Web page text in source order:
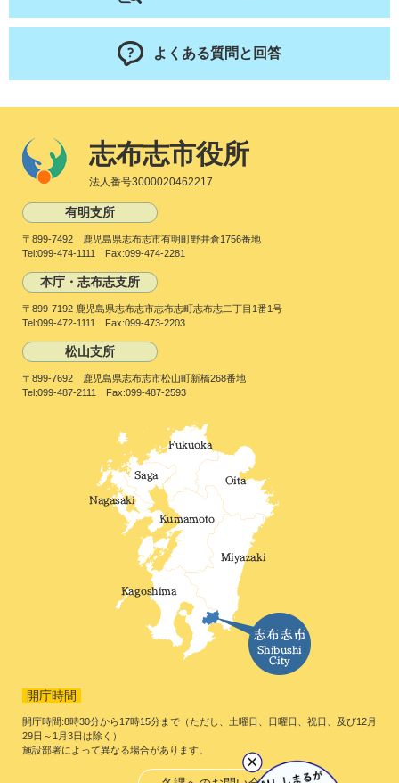
よくある質問と回答
志布志市役所
法人番号3000020462217
有明支所
〒899-7492 鹿児島県志布志市有明町野井倉1756番地
Tel:099-474-1111 Fax:099-474-2281
本庁・志布志支所
〒899-7192 鹿児島県志布志市志布志町志布志二丁目1番1号
Tel:099-472-1111 Fax:099-473-2203
松山支所
〒899-7692 鹿児島県志布志市松山町新橋268番地
Tel:099-487-2111 Fax:099-487-2593
開庁時間
開庁時間:8時30分から17時15分まで（ただし、土曜日、日曜日、祝日、及び12月
29日～1月3日は除く）
施設部署によって異なる場合があります。